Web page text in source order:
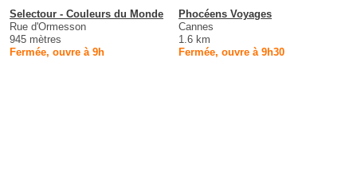
Selectour - Couleurs du Monde
Rue d'Ormesson
945 mètres
Fermée, ouvre à 9h
Phocéens Voyages
Cannes
1.6 km
Fermée, ouvre à 9h30